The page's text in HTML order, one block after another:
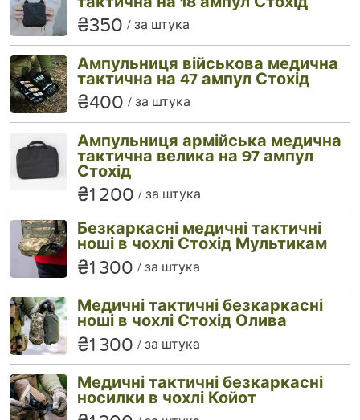
₴350 за штука
Ампульниця військова медична
тактична на 47 ампул Стохід
₴400 за штука
Ампульниця армійська медична
тактична велика на 97 ампул
Стохід
₴1 200 за штука
Безкаркасні медичні тактичні
ноші в чохлі Стохід Мультикам
₴1 300 за штука
Медичні тактичні безкаркасні
ноші в чохлі Стохід Олива
₴1 300 за штука
Медичні тактичні безкаркасні
носилки в чохлі Койот